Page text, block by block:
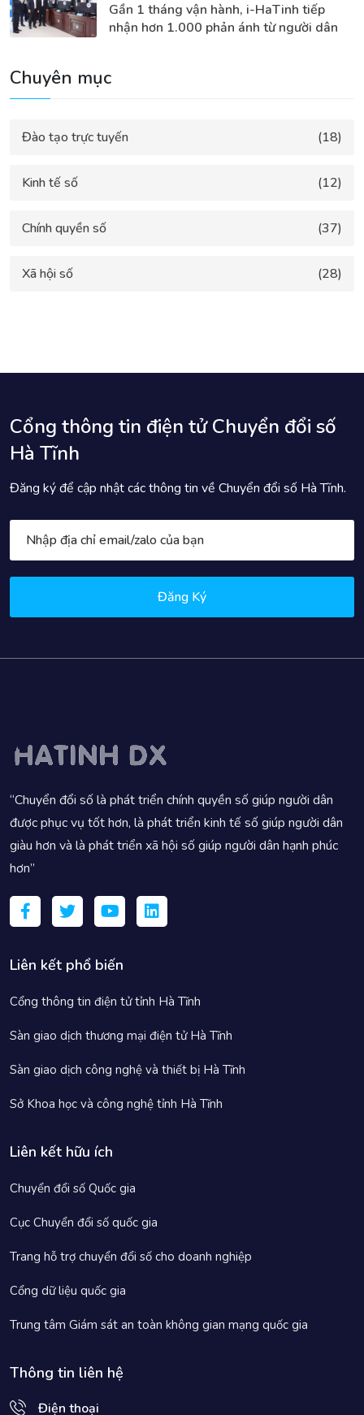
Gần 1 tháng vận hành, i-HaTinh tiếp
nhận hơn 1.000 phản ánh từ người dân
Chuyên mục
Đào tạo trực tuyến (18)
Kinh tế số (12)
Chính quyền số (37)
Xã hội số (28)
Cổng thông tin điện tử Chuyển đổi số
Hà Tĩnh
Đăng ký để cập nhật các thông tin về Chuyển đổi số Hà Tĩnh.
Đăng Ký
“Chuyển đổi số là phát triển chính quyền số giúp người dân
được phục vụ tốt hơn, là phát triển kinh tế số giúp người dân
giàu hơn và là phát triển xã hội số giúp người dân hạnh phúc
hơn”
Liên kết phổ biến
Cổng thông tin điện tử tỉnh Hà Tĩnh
Sàn giao dịch thương mại điện tử Hà Tĩnh
Sàn giao dịch công nghệ và thiết bị Hà Tĩnh
Sở Khoa học và công nghệ tỉnh Hà Tĩnh
Liên kết hữu ích
Chuyển đổi số Quốc gia
Cục Chuyển đổi số quốc gia
Trang hỗ trợ chuyển đổi số cho doanh nghiệp
Cổng dữ liệu quốc gia
Trung tâm Giám sát an toàn không gian mạng quốc gia
Thông tin liên hệ
Điện thoại